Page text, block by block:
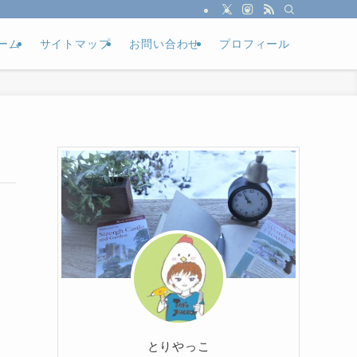
ム サイトマップ お問い合わせ プロフィール
とりやっこ